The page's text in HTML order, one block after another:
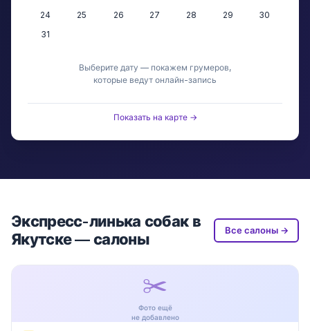
24
25 26 27 28 29
30
31
Выберите дату — покажем грумеров,
которые ведут онлайн-запись
Показать на карте →
Экспресс-линька собак в
Якутске — салоны
Все салоны →
✂️
Фото ещё
не добавлено